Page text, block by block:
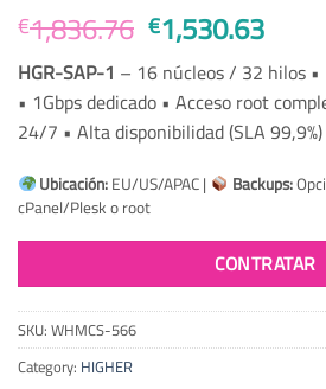
€1,836.76 Original
price
was:
€1,836.76.
€1,530.63Current
price
is:
HGR-SAP-1 – 16 núcleos / 32 hilos •
• 1Gbps dedicado • Acceso root
24/7 • Alta disponibilidad (SLA 99,9%)
Ubicación:EU/US/APAC | Backups:
cPanel/Plesk o root
CONTRATAR
SKU:WHMCS-566
Category: HIGHER